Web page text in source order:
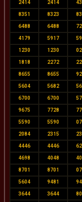
2414 2414
8351 8323
6488 6488
4179 5917
1230 1230
1818 2272
8655 8655
5604 5682
6700 6700
9675 7728
5590 5590
2084 2315
4446 4446
4698 4048
8701 8701
5604 9481
3644 3644